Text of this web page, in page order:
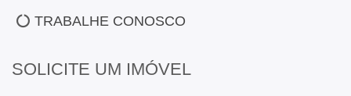
TRABALHE CONOSCO
SOLICITE UM IMÓVEL